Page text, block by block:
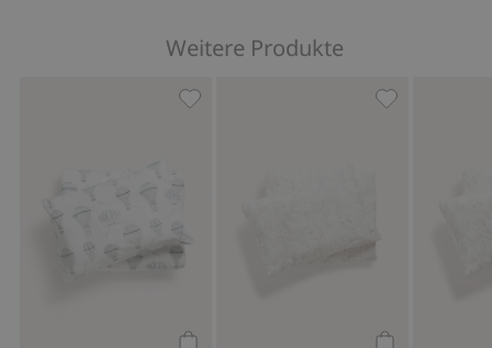
Weitere Produkte